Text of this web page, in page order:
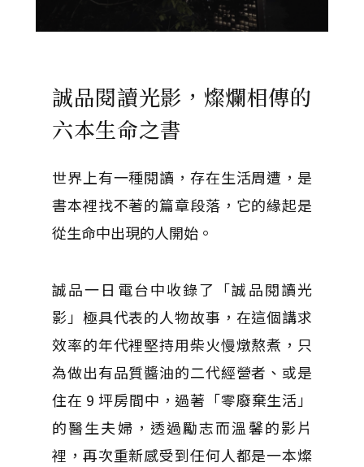
誠品閱讀光影，燦爛相傳的
六本生命之書
世界上有一種閱讀，存在生活周遭，是
書本裡找不著的篇章段落，它的緣起是
從生命中出現的人開始。
誠品一日電台中收錄了「誠品閱讀光
影」極具代表的人物故事，在這個講求
效率的年代裡堅持用柴火慢燉熬煮，只
為做出有品質醬油的二代經營者、或是
住在 9 坪房間中，過著「零廢棄生活」
的醫生夫婦，透過勵志而溫馨的影片
裡，再次重新感受到任何人都是一本燦